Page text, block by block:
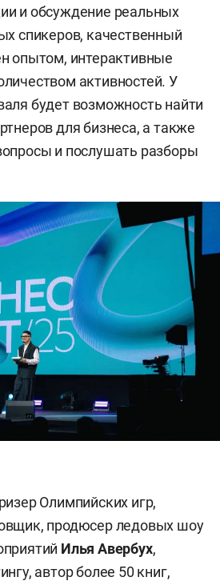
и обсуждение реальных
спикеров, качественный
опытом, интерактивные
активностей. У
будет возможность найти
для бизнеса, а также
и послушать разборы
Олимпийских игр,
продюсер ледовых шоу
Илья Авербух,
автор более 50 книг,